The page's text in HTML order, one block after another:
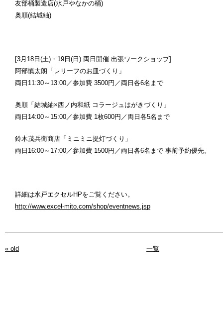
友部桶製造店(水戸やなかの桶)
奥順(結城紬)
[3月18日(土)・19日(日) 両日開催 出張ワークショップ]
阿部慎太朗「レリーフのお皿づくり」
両日11:30～13:00／参加費 3500円／両日各6名まで
奥順「結城紬×西ノ内和紙 コラージュはがきづくり」
両日14:00～15:00／参加費 1枚600円／両日各5名まで
鈴木茂兵衛商店「ミニミニ提灯づくり」
両日16:00～17:00／参加費 1500円／両日各6名まで 事前予約優先。
詳細は水戸エクセルHPをご覧ください。
http://www.excel-mito.com/shop/eventnews.jsp
« old 一覧